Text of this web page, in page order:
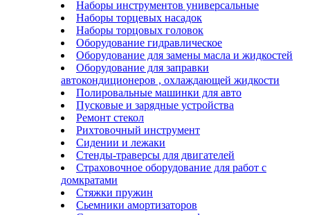
Наборы инструментов универсальные
Наборы торцевых насадок
Наборы торцовых головок
Оборудование гидравлическое
Оборудование для замены масла и жидкостей
Оборудование для заправки
автокондиционеров , охлаждающей жидкости
Полировальные машинки для авто
Пусковые и зарядные устройства
Ремонт стекол
Рихтовочный инструмент
Сидении и лежаки
Стенды-траверсы для двигателей
Страховочное оборудование для работ с
домкратами
Стяжки пружин
Сьемники амортизаторов